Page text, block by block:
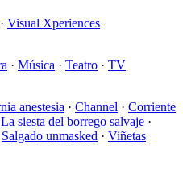
· Visual Xperiences
· Música · Teatro · TV
anestesia · Channel · Corriente
La siesta del borrego salvaje ·
Salgado unmasked · Viñetas